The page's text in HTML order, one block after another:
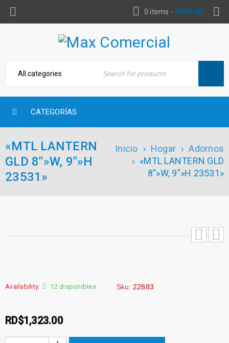
0 items - RD$0.00
CATEGORÍAS
«MTL LANTERN
GLD 8″»W, 9″»H
23531»
Inicio › Hogar › Adornos
› «MTL LANTERN GLD
8″»W, 9″»H 23531»
Availability: 12 disponibles Sku: 22883
RD$1,323.00